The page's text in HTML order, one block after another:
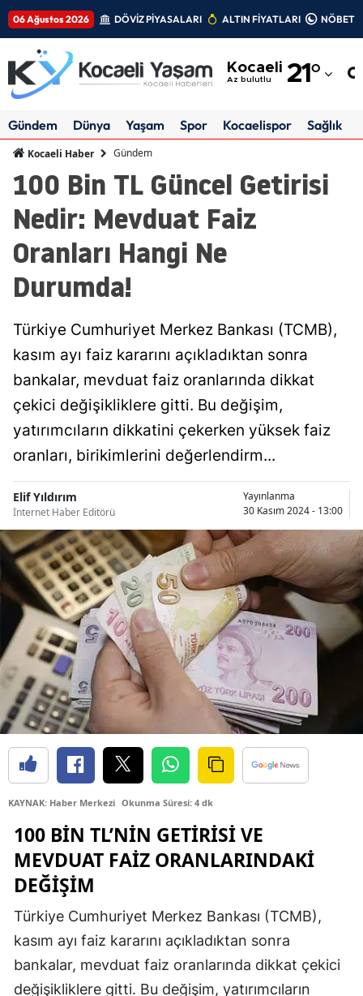
06 Ağustos 2026 DÖVİZ PİYASALARI ALTIN FİYATLARI
Kocaeli
Az bulutlu 21°
Adıyaman
Amasya
Ankara
Balıkesir
Bilecik
Bingöl
Bolu
Burdur
Bursa
Çanakkale
Çankırı
Çorum
Denizli
Diyarbakır
Edirne
Elazığ
Erzurum
Gaziantep
Giresun
Gündem Dünya Yaşam Spor Kocaelispor Sağlık
Kocaeli Haber Gündem
100 Bin TL Güncel Getirisi
Nedir: Mevduat Faiz
Oranları Hangi Ne
Durumda!
Türkiye Cumhuriyet Merkez Bankası (TCMB),
kasım ayı faiz kararını açıkladıktan sonra
bankalar, mevduat faiz oranlarında dikkat
çekici değişikliklere gitti. Bu değişim,
yatırımcıların dikkatini çekerken yüksek faiz
oranları, birikimlerini değerlendirm...
Elif Yıldırım
İnternet Haber Editörü
Yayınlanma
30 Kasım 2024 - 13:00
KAYNAK: Haber Merkezi Okunma Süresi: 4 dk
100 BIN TL’NIN GETIRISI VE
MEVDUAT FAIZ ORANLARINDAKI
DEĞIŞIM
Türkiye Cumhuriyet Merkez Bankası (TCMB),
kasım ayı faiz kararını açıkladıktan sonra
bankalar, mevduat faiz oranlarında dikkat çekici
değişikliklere gitti. Bu değişim, yatırımcıların